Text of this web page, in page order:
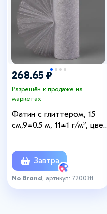
268.65 ₽
Разрешён к продаже на
маркетах
Фатин с глиттером, 15
см,9±0.5 м, 11±1 г/м², цвет
Завтра
No Brand , артикул: 7200311